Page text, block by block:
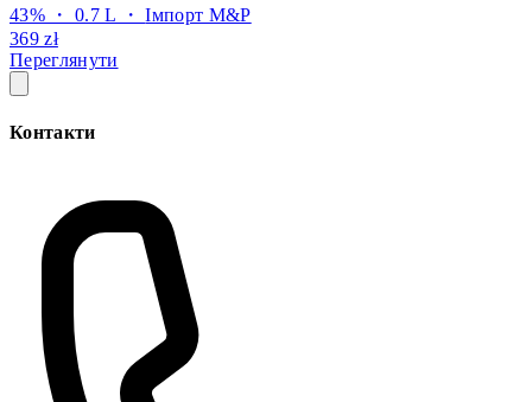
43% ・ 0.7 L ・Імпорт M&P
369 zł
Переглянути
Контакти